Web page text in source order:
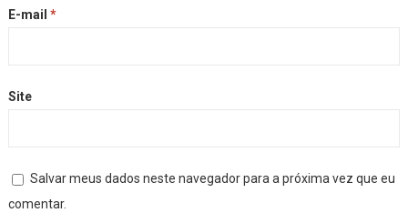
E-mail *
Site
Salvar meus dados neste navegador para a próxima vez que eu
comentar.